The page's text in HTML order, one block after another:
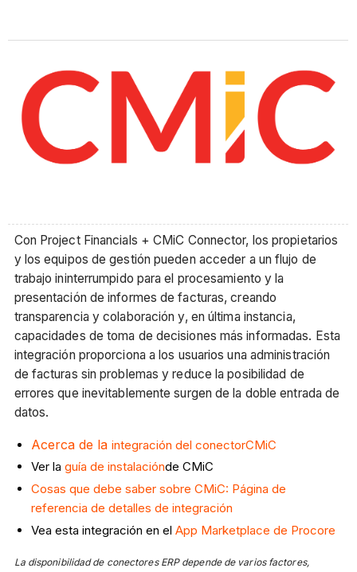
Con Project Financials + CMiC Connector, los propietarios
y los equipos de gestión pueden acceder a un flujo de
trabajo ininterrumpido para el procesamiento y la
presentación de informes de facturas, creando
transparencia y colaboración y, en última instancia,
capacidades de toma de decisiones más informadas. Esta
integración proporciona a los usuarios una administración
de facturas sin problemas y reduce la posibilidad de
errores que inevitablemente surgen de la doble entrada de
datos.
Acerca de la integración del conectorCMiC
Ver la guía de instalaciónde CMiC
Cosas que debe saber sobre CMiC: Página de
referencia de detalles de integración
Vea esta integración en el App Marketplace de Procore
La disponibilidad de conectores ERP depende de varios factores,